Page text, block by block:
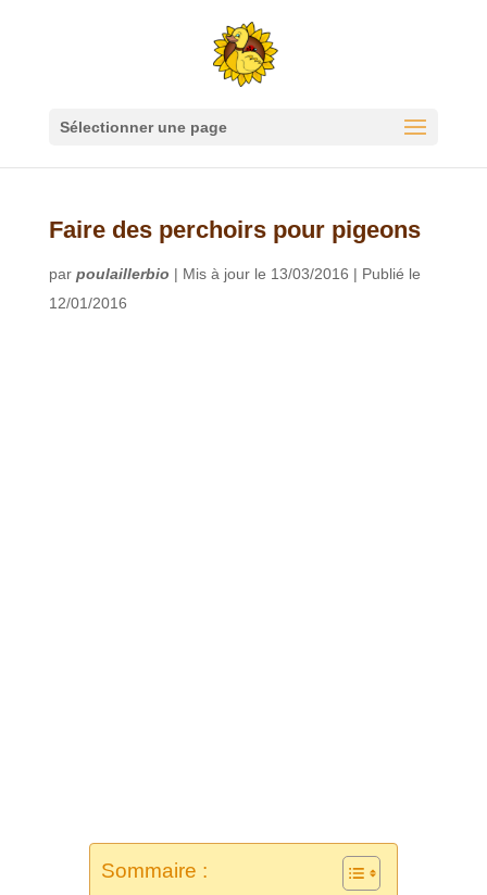
Sélectionner une page
Faire des perchoirs pour pigeons
par poulaillerbio | Mis à jour le 13/03/2016 | Publié le
12/01/2016
Sommaire :